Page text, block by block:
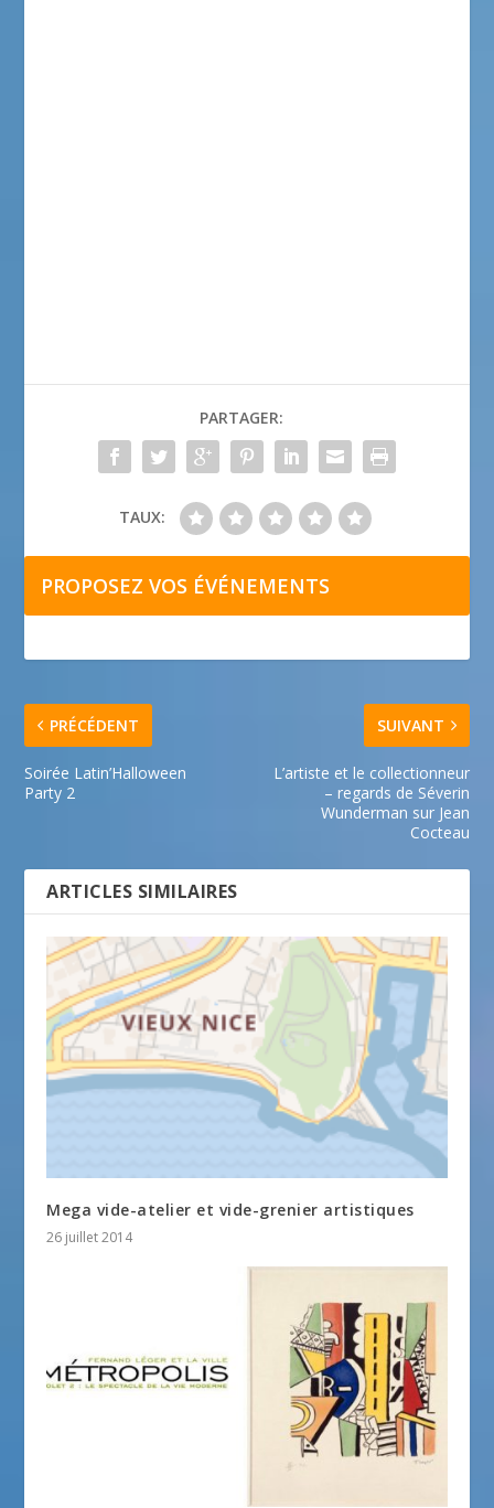
PARTAGER:
TAUX:
PROPOSEZ VOS ÉVÉNEMENTS
PRÉCÉDENT
Soirée Latin’Halloween
Party 2
SUIVANT
L’artiste et le collectionneur
– regards de Séverin
Wunderman sur Jean
Cocteau
ARTICLES SIMILAIRES
Mega vide-atelier et vide-grenier artistiques
26 juillet 2014